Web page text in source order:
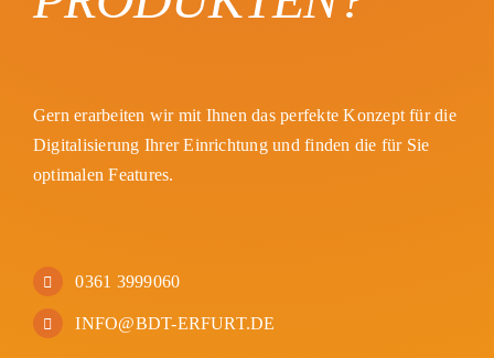
Gern erarbeiten wir mit Ihnen das perfekte Konzept für die
Digitalisierung Ihrer Einrichtung und finden die für Sie
optimalen Features.
0361 3999060
INFO@BDT-ERFURT.DE